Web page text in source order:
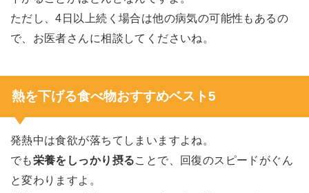
ただし、4日以上続く場合は他の病気の可能性もあるの
で、お医者さんに相談してくださいね。
熱を下げる食べ物おすすめベスト5
発熱中は食欲が落ちてしまいますよね。
でも栄養をしっかり摂ることで、回復のスピードがぐん
と変わりますよ。